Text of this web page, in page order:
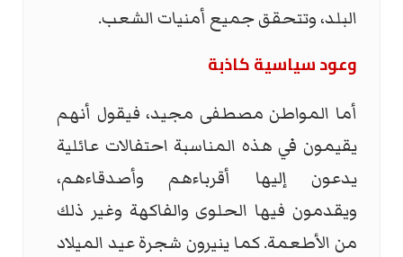
البلد، وتتحقق جميع أمنيات الشعب.
وعود سياسية كاذبة
أما المواطن مصطفى مجيد، فيقول أنهم
يقيمون في هذه المناسبة احتفالات عائلية
يدعون إليها أقرباءهم وأصدقاءهم،
ويقدمون فيها الحلوى والفاكهة وغير ذلك
من الأطعمة. كما ينيرون شجرة عيد الميلاد